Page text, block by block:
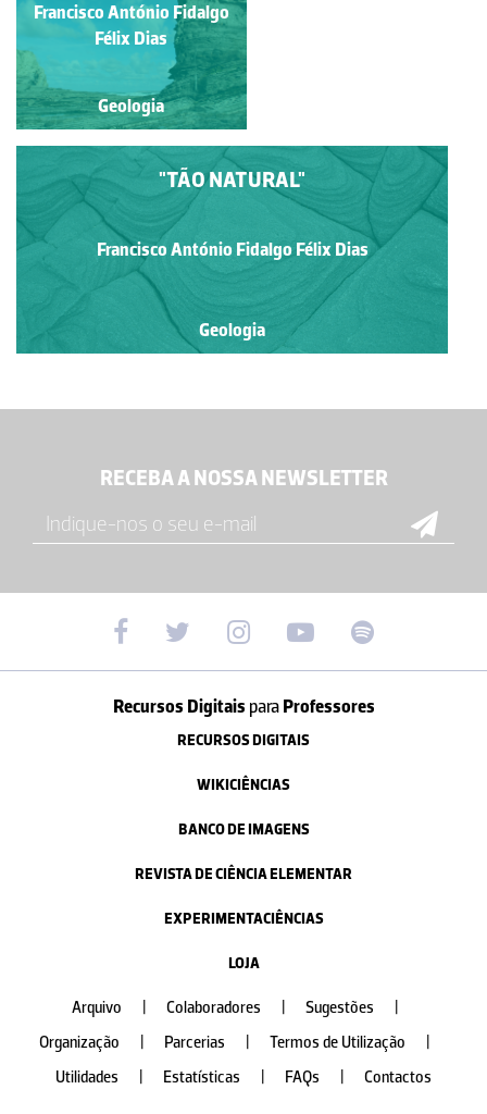
Ana Isabel dos Santos
Rebelo
Geologia
Francisco António Fidalgo
Félix Dias
Geologia
"TÃO NATURAL"
Francisco António Fidalgo Félix Dias
Geologia
RECEBA A NOSSA NEWSLETTER
Recursos Digitais paraProfessores
RECURSOS DIGITAIS
WIKICIÊNCIAS
BANCO DE IMAGENS
REVISTA DE CIÊNCIA ELEMENTAR
EXPERIMENTACIÊNCIAS
LOJA
Arquivo Colaboradores Sugestões
Organização
Parcerias Termos de Utilização
Utilidades
Estatísticas FAQs Contactos